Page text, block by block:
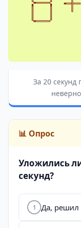
За 20 секунд
📊 Опрос
Уложились
секунд?
1 Да, решил